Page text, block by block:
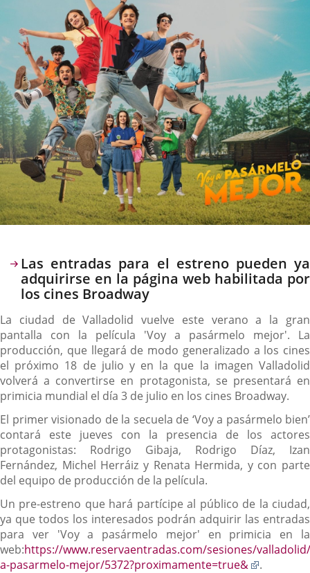
Descripción
Las entradas para el estreno pueden ya
adquirirse en la página web habilitada por
los cines Broadway
La ciudad de Valladolid vuelve este verano a la gran
pantalla con la película 'Voy a pasármelo mejor'. La
producción, que llegará de modo generalizado a los cines
el próximo 18 de julio y en la que la imagen Valladolid
volverá a convertirse en protagonista, se presentará en
primicia mundial el día 3 de julio en los cines Broadway.
El primer visionado de la secuela de ‘Voy a pasármelo bien’
contará este jueves con la presencia de los actores
protagonistas: Rodrigo Gibaja, Rodrigo Díaz, Izan
Fernández, Michel Herráiz y Renata Hermida, y con parte
del equipo de producción de la película.
Un pre-estreno que hará partícipe al público de la ciudad,
ya que todos los interesados podrán adquirir las entradas
para ver 'Voy a pasármelo mejor' en primicia en la
web:https://www.reservaentradas.com/sesiones/
a-pasarmelo-mejor/5372?proximamente=true&
Enlace
.